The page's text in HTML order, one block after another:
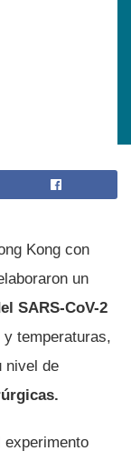
Kong con
un
SARS-CoV-2
temperaturas,
nivel de
experimento